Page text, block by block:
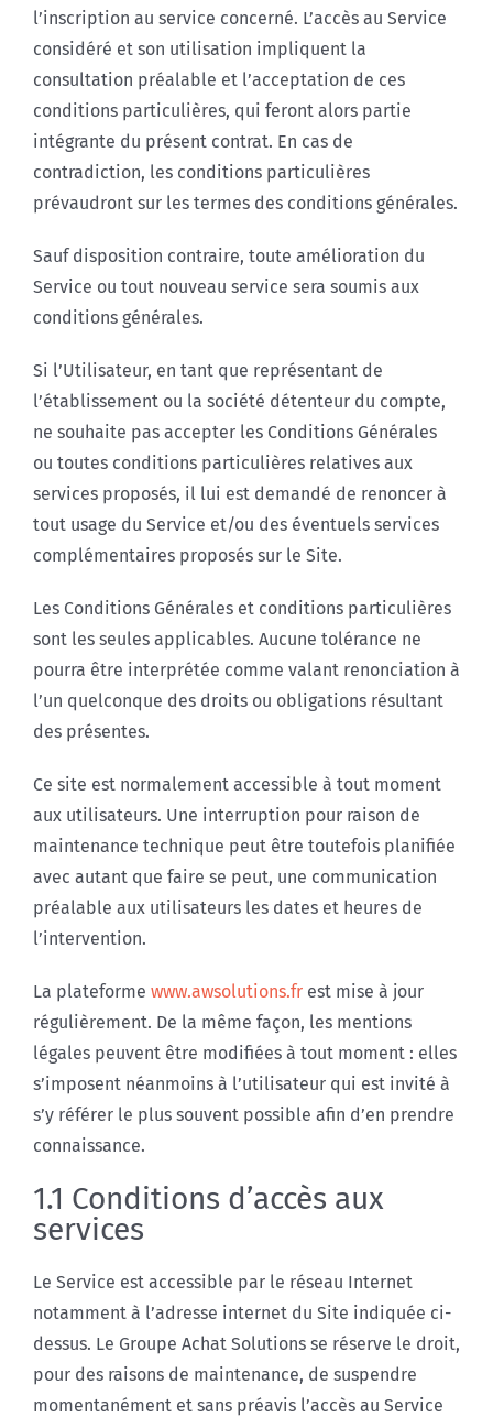
l’inscription au service concerné. L’accès au Service
considéré et son utilisation impliquent la
consultation préalable et l’acceptation de ces
conditions particulières, qui feront alors partie
intégrante du présent contrat. En cas de
contradiction, les conditions particulières
prévaudront sur les termes des conditions générales.
Sauf disposition contraire, toute amélioration du
Service ou tout nouveau service sera soumis aux
conditions générales.
Si l’Utilisateur, en tant que représentant de
l’établissement ou la société détenteur du compte,
ne souhaite pas accepter les Conditions Générales
ou toutes conditions particulières relatives aux
services proposés, il lui est demandé de renoncer à
tout usage du Service et/ou des éventuels services
complémentaires proposés sur le Site.
Les Conditions Générales et conditions particulières
sont les seules applicables. Aucune tolérance ne
pourra être interprétée comme valant renonciation à
l’un quelconque des droits ou obligations résultant
des présentes.
Ce site est normalement accessible à tout moment
aux utilisateurs. Une interruption pour raison de
maintenance technique peut être toutefois planifiée
avec autant que faire se peut, une communication
préalable aux utilisateurs les dates et heures de
l’intervention.
La plateforme www.awsolutions.fr est mise à jour
régulièrement. De la même façon, les mentions
légales peuvent être modifiées à tout moment : elles
s’imposent néanmoins à l’utilisateur qui est invité à
s’y référer le plus souvent possible afin d’en prendre
connaissance.
1.1 Conditions d’accès aux
services
Le Service est accessible par le réseau Internet
notamment à l’adresse internet du Site indiquée ci-
dessus. Le Groupe Achat Solutions se réserve le droit,
pour des raisons de maintenance, de suspendre
momentanément et sans préavis l’accès au Service